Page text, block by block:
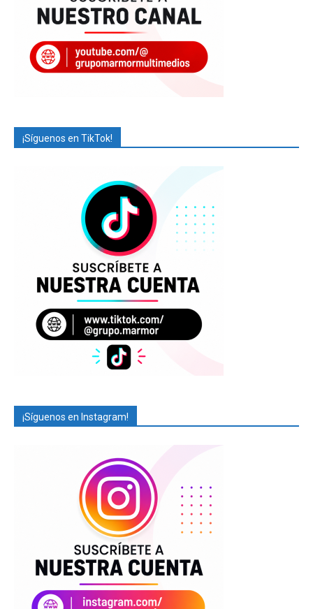
¡Síguenos en TikTok!
¡Síguenos en Instagram!